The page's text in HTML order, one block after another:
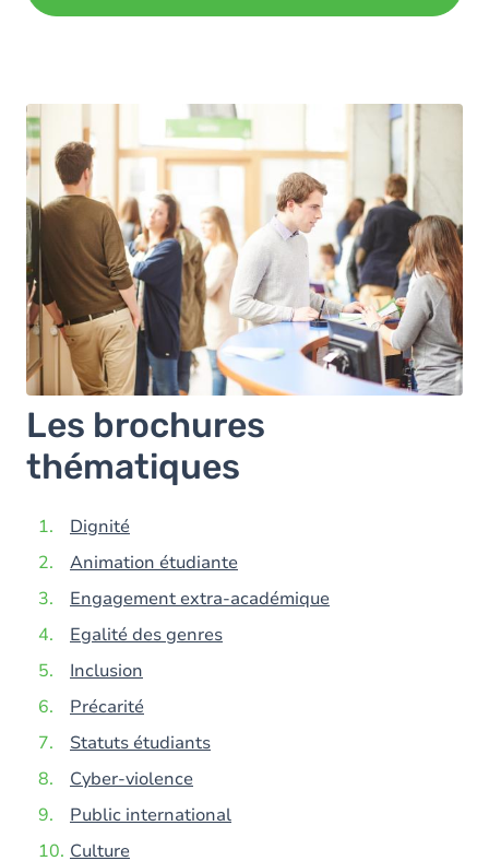
Les brochures
thématiques
Dignité
Animation étudiante
Engagement extra-académique
Egalité des genres
Inclusion
Précarité
Statuts étudiants
Cyber-violence
Public international
Culture